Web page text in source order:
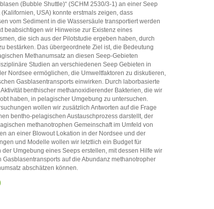
(Bubble Shuttle)“ (SCHM 2530/3-1) an einer Seep
USA) konnte erstmals zeigen, dass
vom Sediment in die Wassersäule transportiert werden
beabsichtigen wir Hinweise zur Existenz eines
die sich aus der Pilotstudie ergeben haben, durch
bestärken. Das übergeordnete Ziel ist, die Bedeutung
Methanumsatz an diesen Seep-Gebieten
Studien an verschiedenen Seep Gebieten in
Nordsee ermöglichen, die Umweltfaktoren zu diskutieren,
Gasblasentransports einwirken. Durch laborbasierte
benthischer methanoxidierender Bakterien, die wir
haben, in pelagischer Umgebung zu untersuchen.
wollen wir zusätzlich Antworten auf die Frage
bentho-pelagischen Austauschprozess darstellt, der
methanotrophen Gemeinschaft im Umfeld von
an einer Blowout Lokation in der Nordsee und der
und Modelle wollen wir letztlich ein Budget für
Umgebung eines Seeps erstellen, mit dessen Hilfe wir
auf die Abundanz methanotropher
abschätzen können.